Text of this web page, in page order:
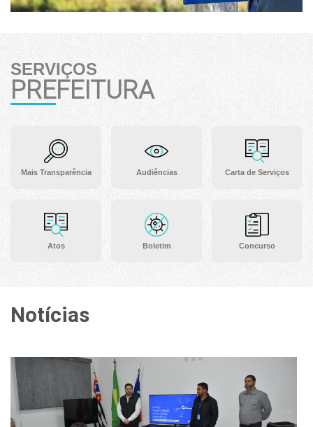
SERVIÇOS
PREFEITURA
Mais Transparência
Atos
Audiências
Boletim
Carta de Serviços
Concurso
Notícias